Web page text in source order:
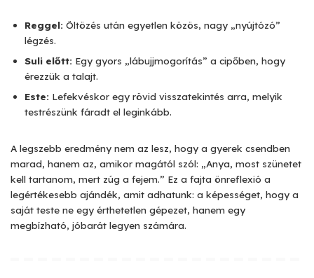
Reggel: Öltözés után egyetlen közös, nagy „nyújtózó”
légzés.
Suli előtt: Egy gyors „lábujjmogorítás” a cipőben, hogy
érezzük a talajt.
Este: Lefekvéskor egy rövid visszatekintés arra, melyik
testrészünk fáradt el leginkább.
A legszebb eredmény nem az lesz, hogy a gyerek csendben
marad, hanem az, amikor magától szól: „Anya, most szünetet
kell tartanom, mert zúg a fejem.” Ez a fajta önreflexió a
legértékesebb ajándék, amit adhatunk: a képességet, hogy a
saját teste ne egy érthetetlen gépezet, hanem egy
megbízható, jóbarát legyen számára.